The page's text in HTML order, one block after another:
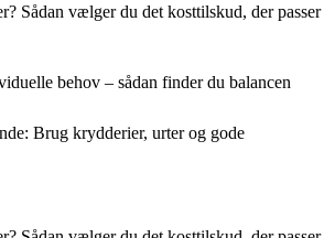
Sådan vælger du det kosttilskud, der passer
behov – sådan finder du balancen
Brug krydderier, urter og gode